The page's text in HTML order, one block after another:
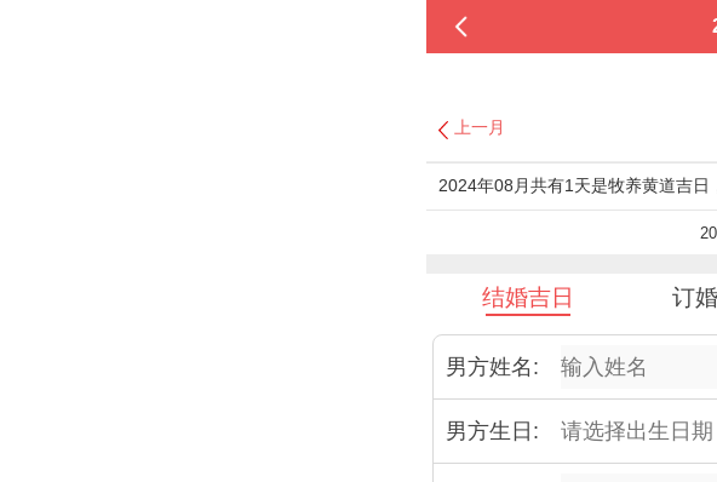
上一月
2024年08月共有1天是牧养黄道吉日
结婚吉日 订
男方姓名:
男方生日: